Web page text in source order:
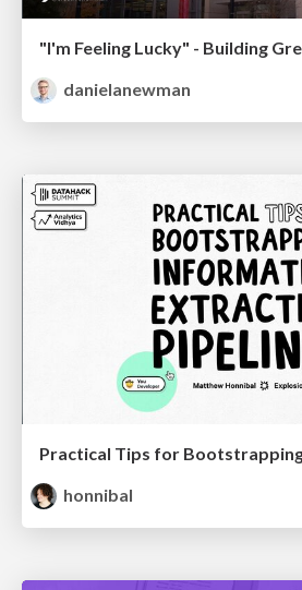
danielanewman
honnibal